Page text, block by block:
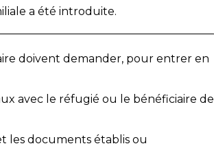
a été introduite.
doivent demander, pour entrer en
avec le réfugié ou le bénéficiaire de
les documents établis ou